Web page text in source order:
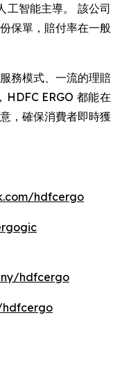
工智能主導。 該公司
保單，賠付率在一般
務模式、一流的理賠
ERGO 都能在
，確保消費者即時獲
hdfcergo
hdfcergo